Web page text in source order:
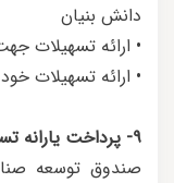
دانش بنیان
• ارائه تسهیلات
• ارائه تسهیلات
9- پرداخت یارانه تسهیلات
صندوق توسعه